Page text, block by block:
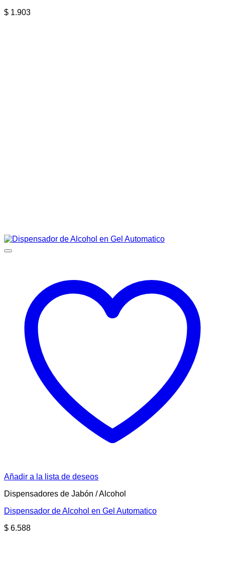
$ 1.903
Añadir a la lista de deseos
Dispensadores de Jabón / Alcohol
Dispensador de Alcohol en Gel Automatico
$ 6.588